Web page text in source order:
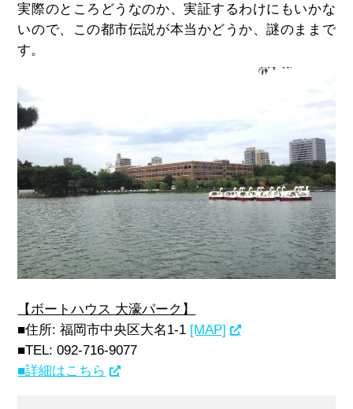
実際のところどうなのか、実証するわけにもいかな
いので、この都市伝説が本当かどうか、謎のままで
す。
【ボートハウス 大濠パーク】
■住所: 福岡市中央区大名1-1 [MAP]
■TEL: 092-716-9077
■詳細はこちら